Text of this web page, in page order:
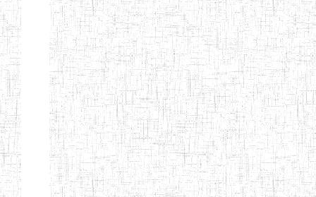
Afficher Page 4 sur 13 Total: 307
ENIEG BILINGUE
LE NORMALIEN
CITOYEN
01/08/2014 ENIEG
ENIEG BILINGUE
CLAIRE
FONTAINE
03/10/2012 ENIEG